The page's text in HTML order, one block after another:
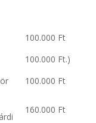
100.000 Ft
100.000 Ft.)
100.000 Ft
160.000 Ft